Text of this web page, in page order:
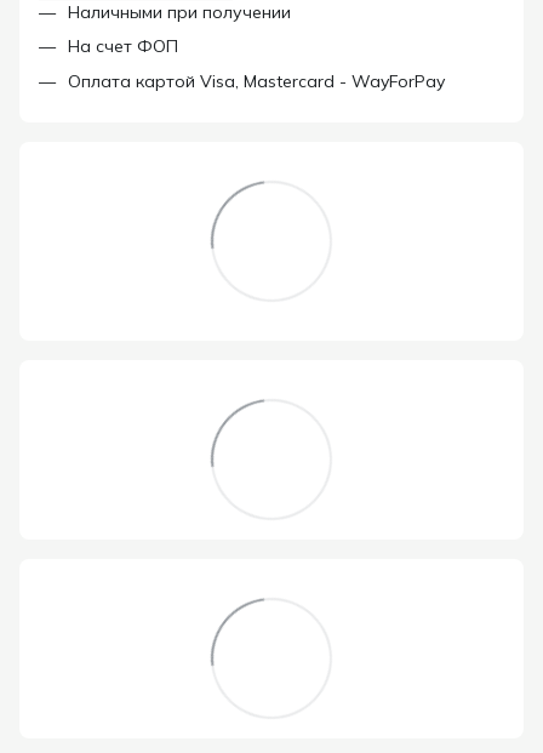
Наличными при получении
На счет ФОП
Оплата картой Visa, Mastercard - WayForPay